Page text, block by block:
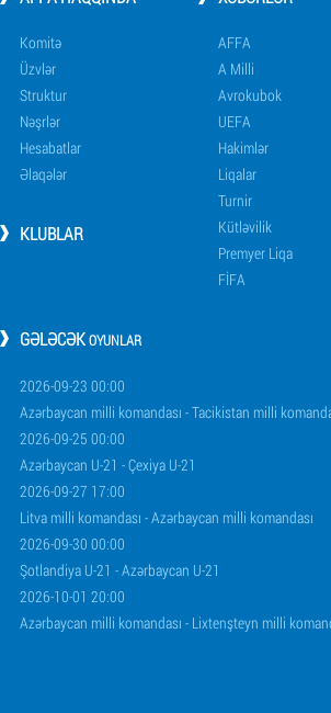
Komitə
Üzvlər
Struktur
Nəşrlər
Hesabatlar
Əlaqələr
KLUBLAR
AFFA
A Milli
Avrokubok
UEFA
Hakimlər
Liqalar
Turnir
Kütləvilik
Premyer Liqa
FİFA
GƏLƏCƏKOYUNLAR
2026-09-23 00:00
Azərbaycan milli komandası - Tacikistan milli
2026-09-25 00:00
Azərbaycan U-21 - Çexiya U-21
2026-09-27 17:00
Litva milli komandası - Azərbaycan milli komandası
2026-09-30 00:00
Şotlandiya U-21 - Azərbaycan U-21
2026-10-01 20:00
Azərbaycan milli komandası - Lixtenşteyn milli